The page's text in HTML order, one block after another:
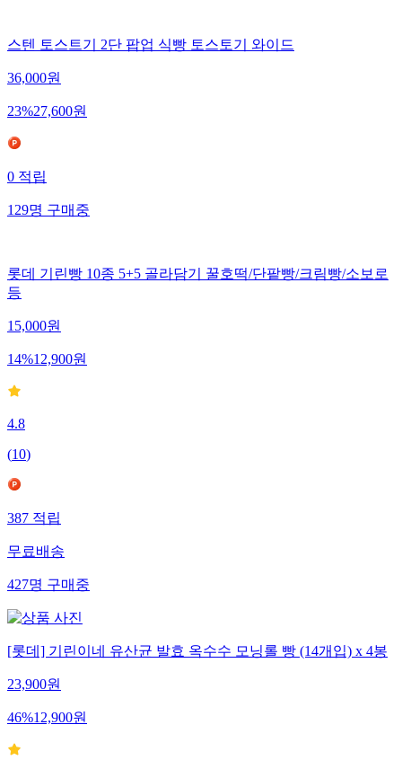
스텐 토스트기 2단 팝업 식빵 토스토기 와이드
36,000원
23%27,600원
0적립
129명구매중
롯데 기린빵 10종 5+5 골라담기 꿀호떡/단팥빵/크림빵/소보로
등
15,000원
14%12,900원
4.8
(10)
387적립
무료배송
427명구매중
[롯데] 기린이네 유산균 발효 옥수수 모닝롤 빵 (14개입) x 4봉
23,900원
46%12,900원